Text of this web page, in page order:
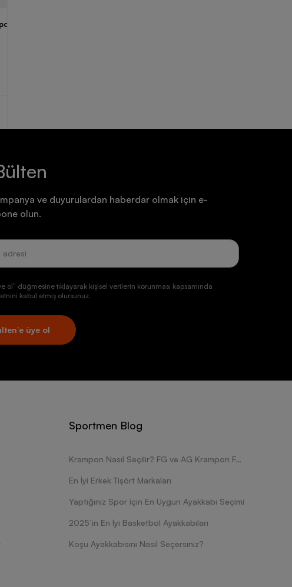
Ayakkabı
ve duyurulardan haberdar olmak için e-
olun.
ol” düğmesine tıklayarak kişisel verilerin korunması kapsamında
kabul etmiş olursunuz.
üye ol
Sportmen Blog
Krampon Nasıl Seçilir? FG ve AG Krampon Farkları Nelerdir?
En İyi Erkek Tişört Markaları
Yaptığınız Spor için En Uygun Ayakkabı Seçimi
2025’in En İyi Basketbol Ayakkabıları
Koşu Ayakkabısını Nasıl Seçersiniz?